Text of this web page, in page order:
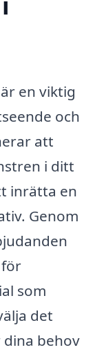
en viktig
och
att
i ditt
inrätta en
Genom
som
det
behov